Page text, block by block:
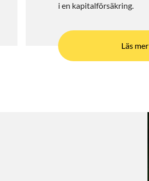
i en kapitalförsäkring.
Läs mer